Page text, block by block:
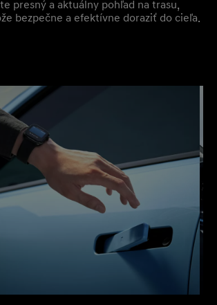
presný a aktuálny pohľad na trasu,
bezpečne a efektívne doraziť do cieľa.